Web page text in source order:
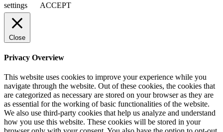
settings
ACCEPT
Close
Privacy Overview
This website uses cookies to improve your experience while you
navigate through the website. Out of these cookies, the cookies that
are categorized as necessary are stored on your browser as they are
as essential for the working of basic functionalities of the website.
We also use third-party cookies that help us analyze and understand
how you use this website. These cookies will be stored in your